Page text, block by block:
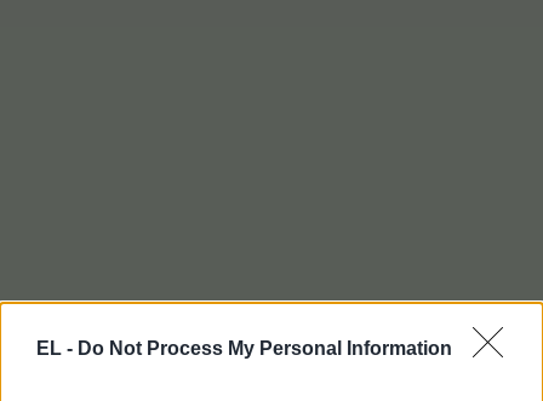
EL - Do Not Process My Personal Information